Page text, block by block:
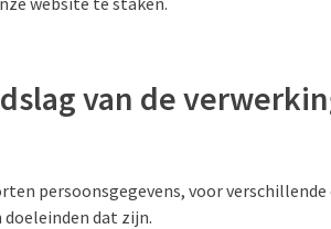
van de
persoonsgegevens, voor
dat zijn.